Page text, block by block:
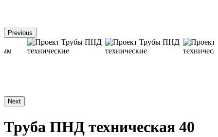
Previous
Next
Труба ПНД техническая 40